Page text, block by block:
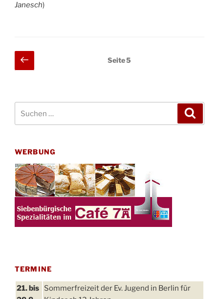
Janesch)
Seitennummerierung
der
Vorherige
Seite
Seite5
nach:
WERBUNG
TERMINE
21. bis
Sommerfreizeit der Ev. Jugend in Berlin für